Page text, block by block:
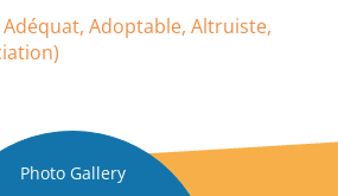
Adoptable, Altruiste,
Photo Gallery